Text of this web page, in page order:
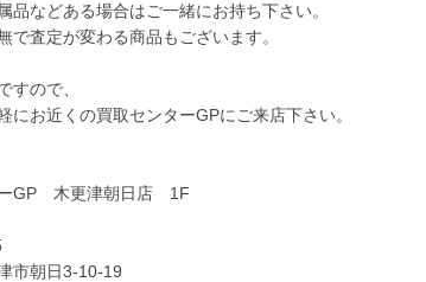
品などある場合はご一緒にお持ち下さい。
で査定が変わる商品もございます。
すので、
にお近くの買取センターGPにご来店下さい。
ーGP 木更津朝日店 1F
市朝日3-10-19